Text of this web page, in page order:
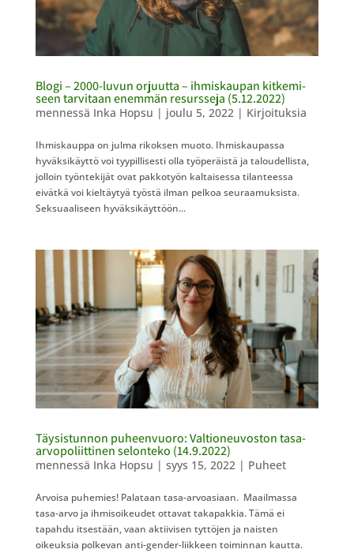
Blogi – 2000-luvun orjuutta – ihmiskaupan kitkemi­
seen tarvitaan enemmän resursseja (5.12.2022)
mennessä Inka Hopsu | joulu 5, 2022 | Kirjoituksia
Ihmiskauppa on julma rikoksen muoto. Ihmiskaupassa
hyväksikäyttö voi tyypillisesti olla työperäistä ja taloudellista,
jolloin työntekijät ovat pakkotyön kaltaisessa tilanteessa
eivätkä voi kieltäytyä työstä ilman pelkoa seuraamuksista.
Seksuaaliseen hyväksikäyttöön...
Täysistunnon puheenvuoro: Valtioneuvoston tasa-
arvopoliittinen selonteko (14.9.2022)
mennessä Inka Hopsu | syys 15, 2022| Puheet
Arvoisa puhemies! Palataan tasa-arvoasiaan. Maailmassa
tasa-arvo ja ihmisoikeudet ottavat takapakkia. Tämä ei
tapahdu itsestään, vaan aktiivisen tyttöjen ja naisten
oikeuksia polkevan anti-gender-liikkeen toiminnan kautta.